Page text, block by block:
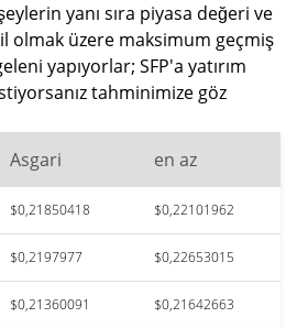
yanı sıra piyasa değeri ve
olmak üzere maksimum geçmiş
yapıyorlar; SFP'a yatırım
tahminimize göz
Asgari en az
$0,21850418 $0,22101962
$0,2197977 $0,22653015
$0,21360091 $0,21642663